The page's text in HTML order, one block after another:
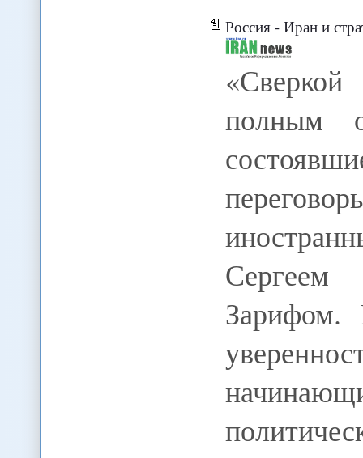
Россия - Иран и
полным
Зарифом.